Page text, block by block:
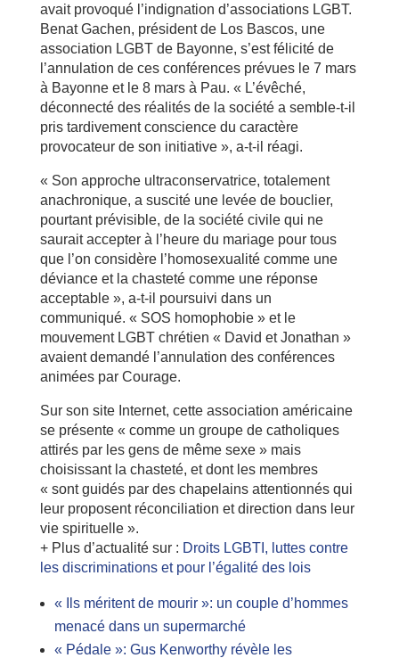
avait provoqué l’indignation d’associations LGBT.
Benat Gachen, président de Los Bascos, une
association LGBT de Bayonne, s’est félicité de
l’annulation de ces conférences prévues le 7 mars
à Bayonne et le 8 mars à Pau. « L’évêché,
déconnecté des réalités de la société a semble-t-il
pris tardivement conscience du caractère
provocateur de son initiative », a-t-il réagi.
« Son approche ultraconservatrice, totalement
anachronique, a suscité une levée de bouclier,
pourtant prévisible, de la société civile qui ne
saurait accepter à l’heure du mariage pour tous
que l’on considère l’homosexualité comme une
déviance et la chasteté comme une réponse
acceptable », a-t-il poursuivi dans un
communiqué. « SOS homophobie » et le
mouvement LGBT chrétien « David et Jonathan »
avaient demandé l’annulation des conférences
animées par Courage.
Sur son site Internet, cette association américaine
se présente « comme un groupe de catholiques
attirés par les gens de même sexe » mais
choisissant la chasteté, et dont les membres
« sont guidés par des chapelains attentionnés qui
leur proposent réconciliation et direction dans leur
vie spirituelle ».
+Plus d’actualité sur : Droits LGBTI, luttes contre
les discriminations et pour l’égalité des lois
« Ils méritent de mourir »: un couple d’hommes
menacé dans un supermarché
« Pédale »: Gus Kenworthy révèle les